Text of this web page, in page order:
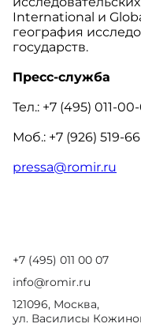
International и
география
государств.
Пресс-служба
Тел.: +7 (495) 011-
Моб.: +7 (926) 519-
pressa@romir.ru
+7 (495) 011 00 07
info@romir.ru
121096, Москва,
ул. Василисы